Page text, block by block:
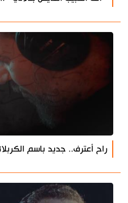
راح أعترف.. جديد باسم الكربلائي